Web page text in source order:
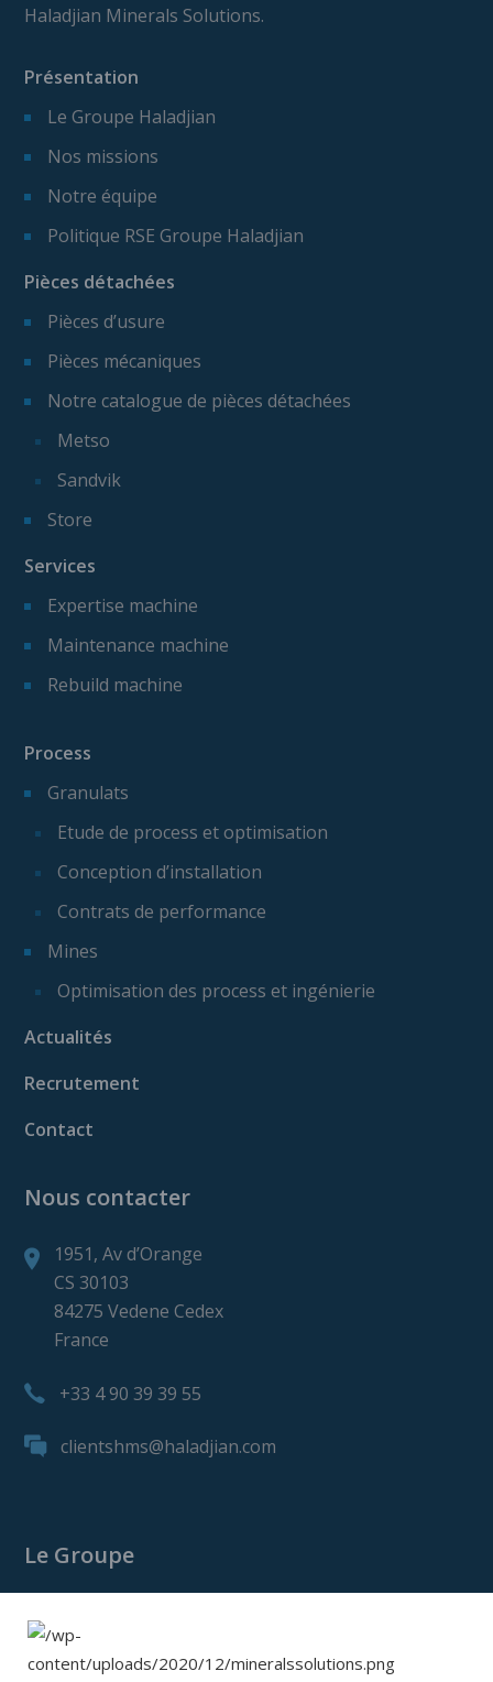
Haladjian Minerals Solutions.
Présentation
Le Groupe Haladjian
Nos missions
Notre équipe
Politique RSE Groupe Haladjian
Pièces détachées
Pièces d’usure
Pièces mécaniques
Notre catalogue de pièces détachées
Metso
Sandvik
Store
Services
Expertise machine
Maintenance machine
Rebuild machine
Process
Granulats
Etude de process et optimisation
Conception d’installation
Contrats de performance
Mines
Optimisation des process et ingénierie
Actualités
Recrutement
Contact
Nous contacter
1951, Av d’Orange
CS 30103
84275 Vedene Cedex
France
+33 4 90 39 39 55
clientshms@haladjian.com
Le Groupe
Haladjian Mining